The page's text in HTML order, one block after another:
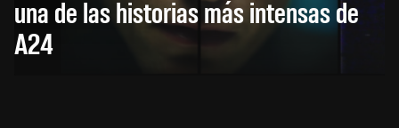
una de las historias más intensas de
A24